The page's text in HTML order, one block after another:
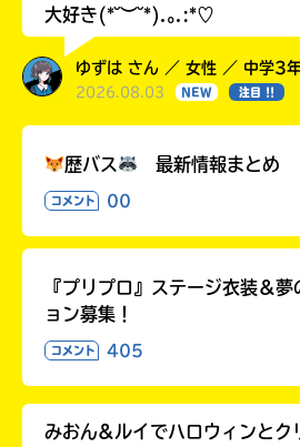
大好き(*˘︶˘*).｡.:*♡
ゆずは さん ／ 女性 ／ 中学3
2026.08.03 NEW 注目 !!
歴バス 最新情報まとめ
コメント 00
『プリプロ』ステージ衣装＆
ョン募集！
コメント 405
みおん&ルイでハロウィンとク